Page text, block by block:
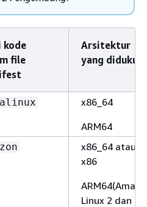
kode
file
Arsitektur
yang
x86_64
ARM64
x86_64 atau
x86
Linux 2 dan